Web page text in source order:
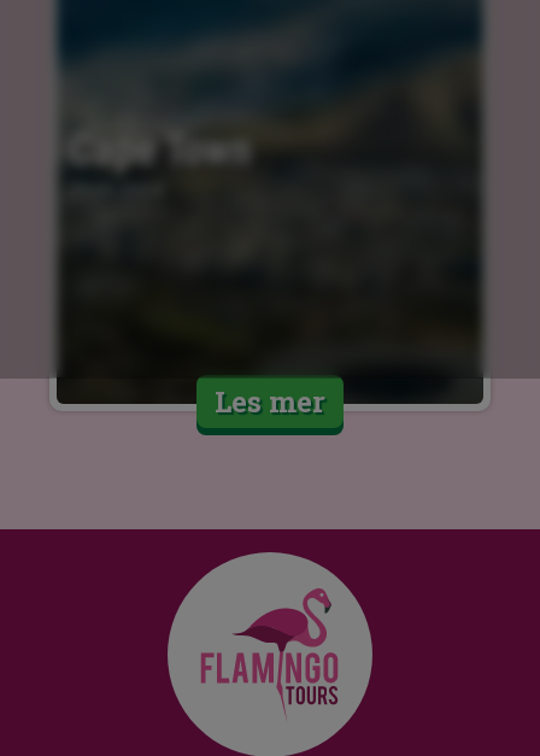
Cape Town
Les mer